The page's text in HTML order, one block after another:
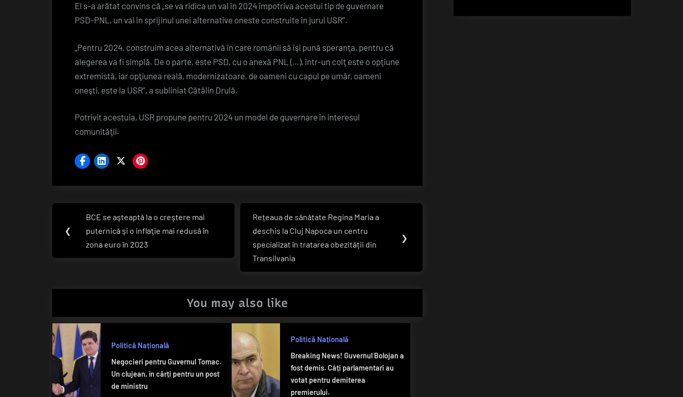
lucrurile
El s-a arătat convins că „se va ridica un val în 2024 împotriva acestui tip de guvernare
PSD-PNL, un val în sprijinul unei alternative oneste construite în jurul USR”.
„Pentru 2024, construim acea alternativă în care românii să îşi pună speranţa, pentru că
alegerea va fi simplă. De o parte, este PSD, cu o anexă PNL (…), într-un colţ este o opţiune
extremistă, iar opţiunea reală, modernizatoare, de oameni cu capul pe umăr, oameni
oneşti, este la USR”, a subliniat Cătălin Drulă.
Potrivit acestuia, USR propune pentru 2024 un model de guvernare în interesul
comunităţii.
Navigare
în
articole
❮
Previous
Post:
BCE se aşteaptă la o creştere mai
puternică şi o inflaţie mai redusă în
zona euro în 2023
Next
Post:
Rețeaua de sănătate Regina Maria a
deschis la Cluj Napoca un centru
specializat în tratarea obezității din
Transilvania
❯
You may also like
Politică Națională
Negocieri pentru Guvernul Tomac.
Un clujean, în cărți pentru un post
de ministru
Politică Națională
Breaking News! Guvernul Bolojan a
fost demis. Câți parlamentari au
votat pentru demiterea
premierului.